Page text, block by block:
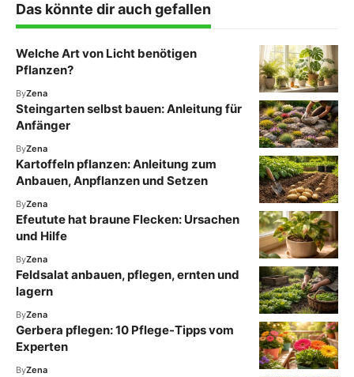
Das könnte dir auch gefallen
Welche Art von Licht benötigen
Pflanzen?
ByZena
Steingarten selbst bauen: Anleitung für
Anfänger
ByZena
Kartoffeln pflanzen: Anleitung zum
Anbauen, Anpflanzen und Setzen
ByZena
Efeutute hat braune Flecken: Ursachen
und Hilfe
ByZena
Feldsalat anbauen, pflegen, ernten und
lagern
ByZena
Gerbera pflegen: 10 Pflege-Tipps vom
Experten
ByZena